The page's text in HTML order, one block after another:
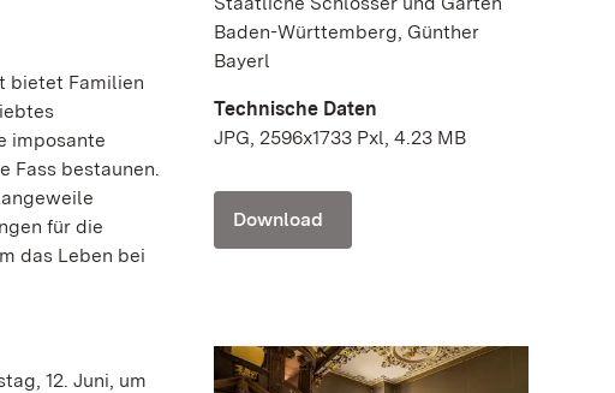
bietet Familien
imposante
Fass bestaunen.
für die
das Leben bei
12. Juni, um
Baden-Württemberg, Günther
Bayerl
Technische Daten
JPG, 2596x1733 Pxl, 4.23 MB
Download